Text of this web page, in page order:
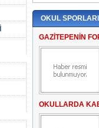
OKUL SPORLARI
GAZİTEPENİN
OKULLARDA